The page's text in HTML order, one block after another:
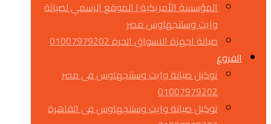
المؤسسة الأمريكية | الموقع الرسمي لصيانة
وايت وستنجهاوس مصر
صيانة اجهزة الاسواق الحرة 01007979202
الفروع
توكيل صيانة وايت وستنجهاوس فى مصر
01007979202
توكيل صيانة وايت وستنجهاوس فى القاهرة